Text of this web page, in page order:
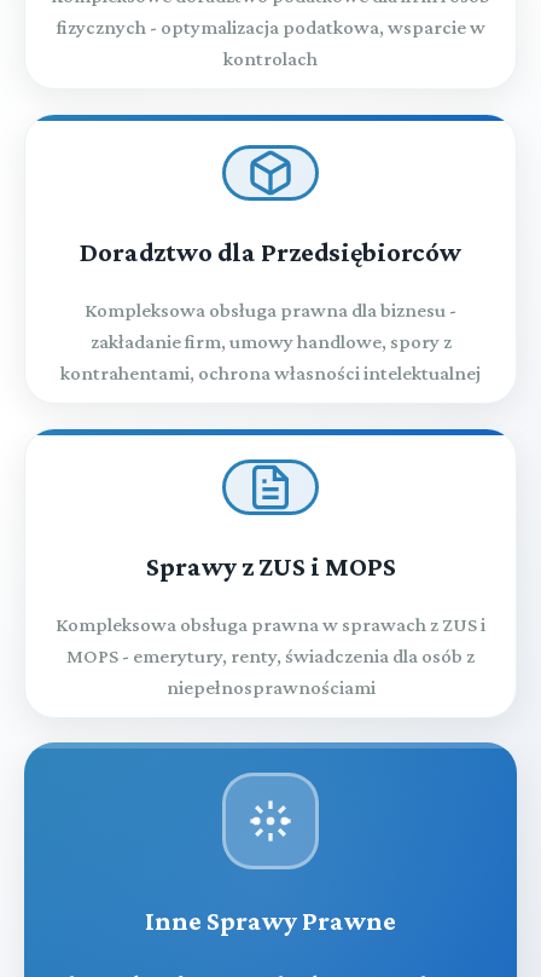
fizycznych - optymalizacja podatkowa, wsparcie w
kontrolach
Doradztwo dla Przedsiębiorców
Kompleksowa obsługa prawna dla biznesu -
zakładanie firm, umowy handlowe, spory z
kontrahentami, ochrona własności intelektualnej
Sprawy z ZUS i MOPS
Kompleksowa obsługa prawna w sprawach z ZUS i
MOPS - emerytury, renty, świadczenia dla osób z
niepełnosprawnościami
Inne Sprawy Prawne